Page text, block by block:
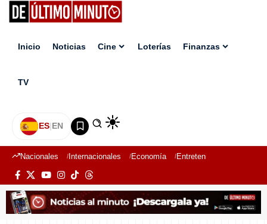
Inicio Noticias Cine Loterías Finanzas
TV
ES|EN
Nacionales Internacionales Economía Entretenimiento